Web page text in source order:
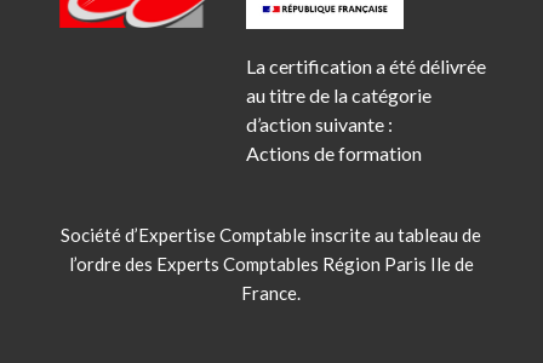
La certification a été délivrée
au titre de la catégorie
d’action suivante :
Actions de formation
Société d’Expertise Comptable inscrite au tableau de
l’ordre des Experts Comptables Région Paris Ile de
France.